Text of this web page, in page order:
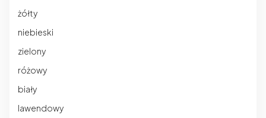
żółty
niebieski
zielony
różowy
biały
lawendowy